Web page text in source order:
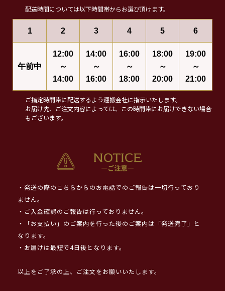
配送時間については以下時間帯からお選び頂けます。
1 2 3 4 5 6
午前中
12:00
～
14:00
14:00
～
16:00
16:00
～
18:00
18:00
～
20:00
19:00
～
21:00
ご指定時間帯に配送するよう運搬会社に指示いたします。
お届け先、ご注文内容によっては、この時間帯にお届けできない場合
もございます。
・発送の際のこちらからのお電話でのご報告は一切行っており
ません。
・ご入金確認のご報告は行っておりません。
・「お支払い」のご案内を行った後のご案内は「発送完了」と
なります。
・お届けは最短で4日後となります。
以上をご了承の上、ご注文をお願いいたします。